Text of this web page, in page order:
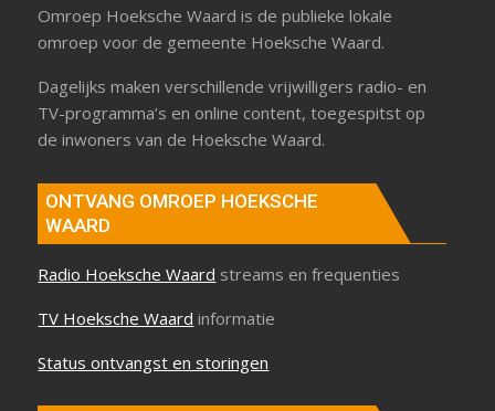
Omroep Hoeksche Waard is de publieke lokale
omroep voor de gemeente Hoeksche Waard.
Dagelijks maken verschillende vrijwilligers radio- en
TV-programma’s en online content, toegespitst op
de inwoners van de Hoeksche Waard.
ONTVANG OMROEP HOEKSCHE
WAARD
Radio Hoeksche Waard streams en frequenties
TV Hoeksche Waard informatie
Status ontvangst en storingen